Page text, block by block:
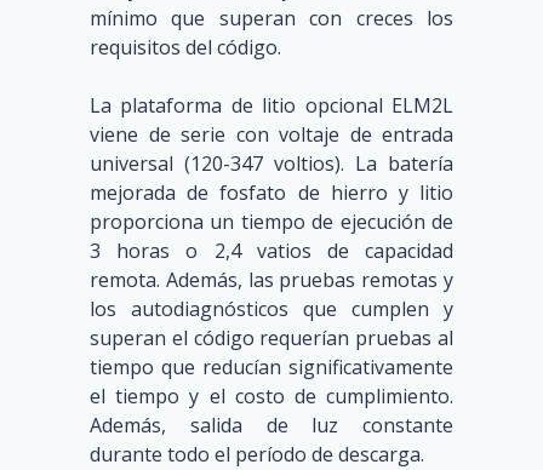
mínimo que superan con creces los
requisitos del código.
La plataforma de litio opcional ELM2L
viene de serie con voltaje de entrada
universal (120-347 voltios). La batería
mejorada de fosfato de hierro y litio
proporciona un tiempo de ejecución de
3 horas o 2,4 vatios de capacidad
remota. Además, las pruebas remotas y
los autodiagnósticos que cumplen y
superan el código requerían pruebas al
tiempo que reducían significativamente
el tiempo y el costo de cumplimiento.
Además, salida de luz constante
durante todo el período de descarga.